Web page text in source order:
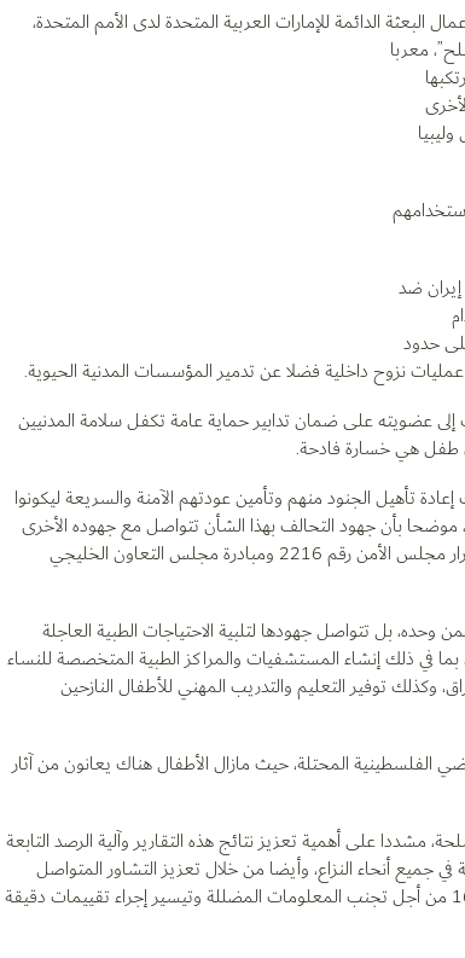
البعثة الدائمة للإمارات العربية المتحدة لدى الأمم المتحدة،
معربا
ضد
حدود
نزوح داخلية فضلا عن تدمير المؤسسات المدنية الحيوية.
إلى عضويته على ضمان تدابير حماية عامة تكفل سلامة المدنيين
طفل هي خسارة فادحة.
تأهيل الجنود منهم وتأمين عودتهم الآمنة والسريعة ليكونوا
بأن جهود التحالف بهذا الشأن تتواصل مع جهوده الأخرى
الرامية إلى تنفيذ وتعزيز اطار عمل يكفل إيجاد الحل السياسي للأزمة اليمنية المستند على قرار مجلس الأمن رقم 2216 ومبادرة مجلس التعاون الخليجي
وحده، بل تتواصل جهودها لتلبية الاحتياجات الطبية العاجلة
في ذلك إنشاء المستشفيات والمراكز الطبية المتخصصة للنساء
وكذلك توفير التعليم والتدريب المهني للأطفال النازحين
الفلسطينية المحتلة، حيث مازال الأطفال هناك يعانون من آثار
مشددا على أهمية تعزيز نتائج هذه التقارير وآلية الرصد التابعة
جميع أنحاء النزاع، وأيضا من خلال تعزيز التشاور المتواصل
والشامل مع الدول ذات الصلة وذلك على النحو المنصوص عليه بقرار مجلس الأمن رقم 1612 من أجل تجنب المعلومات المضللة وتيسير إجراء تقييمات دقيقة